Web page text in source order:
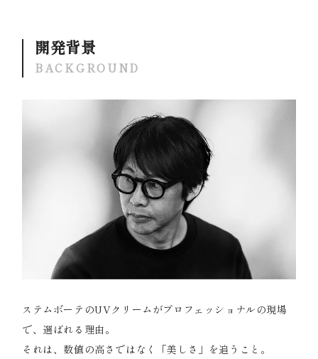
開発背景
BACKGROUND
ステムボーテのUVクリームがプロフェッショナルの現場
で、選ばれる理由。
それは、数値の高さではなく「美しさ」を追うこと。